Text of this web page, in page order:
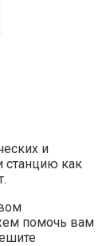
и
станцию как
помочь вам